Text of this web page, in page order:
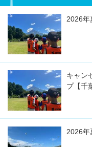
2026年
キャン
プ【千
2026年